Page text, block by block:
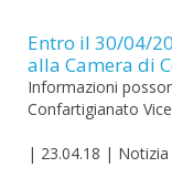
Entro il 30/04/
alla Camera di
Informazioni
Confartigianato
| 23.04.18 | Notizia